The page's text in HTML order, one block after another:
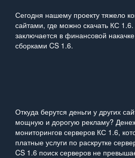
Сегодня нашему проекту тяжело
сайтами, где можно скачать КС
заключается в финансовой
сборками CS 1.6.
Откуда берутся деньги у других
мощную и дорогую рекламу?
мониторингов серверов КС 1.6,
платные услуги по раскрутке
CS 1.6 поиск серверов не